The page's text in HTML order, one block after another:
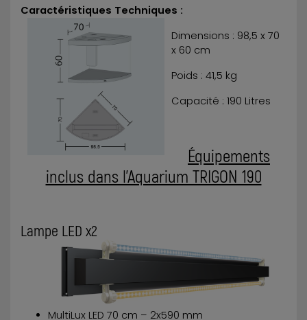
Caractéristiques Techniques :
Dimensions : 98,5 x 70
x 60 cm
Poids : 41,5 kg
Capacité : 190 Litres
Équipements
inclus dans l'Aquarium TRIGON 190
Lampe LED x2
MultiLux LED 70 cm – 2x590 mm